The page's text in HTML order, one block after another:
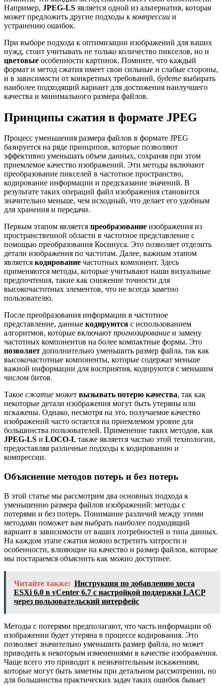
Например, JPEG-LS является одной из альтернатив, которая
может предложить другие подходы к компрессии и
устранению ошибок.
При выборе подхода к оптимизации изображений для ваших
нужд, стоит учитывать не только количество пикселов, но и
цветовые особенности картинок. Помните, что каждый
формат и метод сжатия имеет свои сильные и слабые стороны,
и в зависимости от конкретных требований, будете выбирать
наиболее подходящий вариант для достижения наилучшего
качества и минимального размера файлов.
Принципы сжатия в формате JPEG
Процесс уменьшения размера файлов в формате JPEG
базируется на ряде принципов, которые позволяют
эффективно уменьшать объем данных, сохраняя при этом
приемлемое качество изображений. Эти методы включают
преобразование пикселей в частотное пространство,
кодирование информации и предсказание значений. В
результате таких операций файл изображения становится
значительно меньше, чем исходный, что делает его удобным
для хранения и передачи.
Первым этапом является преобразование изображения из
пространственной области в частотное представление с
помощью преобразования Косинуса. Это позволяет отделить
детали изображения по частотам. Далее, важным этапом
является кодирование частотных компонент. Здесь
применяются методы, которые учитывают наши визуальные
предпочтения, такие как снижение точности для
высокочастотных элементов, что не всегда заметно
пользователю.
После преобразования информации в частотное
представление, данные кодируются с использованием
алгоритмов, которые включают прогнозирование и замену
частотных компонентов на более компактные формы. Это
позволяет дополнительно уменьшить размер файла, так как
высокочастотные компоненты, которые содержат меньше
важной информации для восприятия, кодируются с меньшим
числом битов.
Такое сжатие может вызывать потерю качества, так как
некоторые детали изображения могут быть утеряны или
искажены. Однако, несмотря на это, получаемое качество
изображений часто остается на приемлемом уровне для
большинства пользователей. Применение таких методов, как
JPEG-LS и LOCO-I, также является частью этой технологии,
предоставляя различные подходы к кодированию и
компрессии.
Объяснение методов потерь и без потерь
В этой статье мы рассмотрим два основных подхода к
уменьшению размера файлов изображений: методы с
потерями и без потерь. Понимание различий между этими
методами поможет вам выбрать наиболее подходящий
вариант в зависимости от ваших потребностей и типа данных.
На каждом этапе сжатия можно встретить хитрости и
особенности, влияющие на качество и размер файлов, которые
мы постараемся объяснить как можно доступнее.
Читайте также: Инструкция по добавлению хоста
ESXi 6.0 в vCenter 6.7 с настройкой поддержки LACP
через пользовательский интерфейс
Методы с потерями предполагают, что часть информации об
изображении будет утеряна в процессе кодирования. Это
позволяет значительно уменьшить размер файла, но может
приводить к некоторым изменениями в качестве изображения.
Чаще всего это приводит к незначительным искажениям,
которые могут быть заметны при детальном рассмотрении, но
для большинства практических задач таких ошибок бывает